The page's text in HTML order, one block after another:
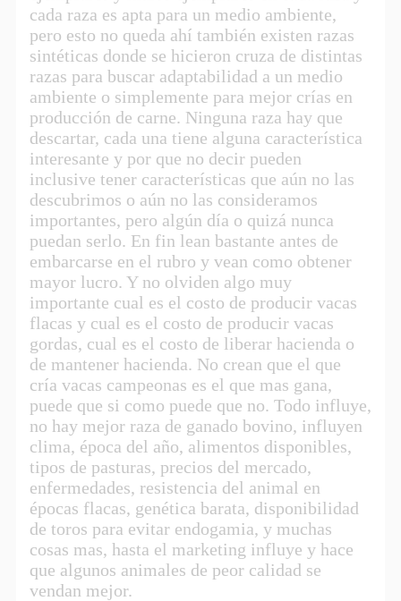
cada raza es apta para un medio ambiente,
pero esto no queda ahí también existen razas
sintéticas donde se hicieron cruza de distintas
razas para buscar adaptabilidad a un medio
ambiente o simplemente para mejor crías en
producción de carne. Ninguna raza hay que
descartar, cada una tiene alguna característica
interesante y por que no decir pueden
inclusive tener características que aún no las
descubrimos o aún no las consideramos
importantes, pero algún día o quizá nunca
puedan serlo. En fin lean bastante antes de
embarcarse en el rubro y vean como obtener
mayor lucro. Y no olviden algo muy
importante cual es el costo de producir vacas
flacas y cual es el costo de producir vacas
gordas, cual es el costo de liberar hacienda o
de mantener hacienda. No crean que el que
cría vacas campeonas es el que mas gana,
puede que si como puede que no. Todo influye,
no hay mejor raza de ganado bovino, influyen
clima, época del año, alimentos disponibles,
tipos de pasturas, precios del mercado,
enfermedades, resistencia del animal en
épocas flacas, genética barata, disponibilidad
de toros para evitar endogamia, y muchas
cosas mas, hasta el marketing influye y hace
que algunos animales de peor calidad se
vendan mejor.